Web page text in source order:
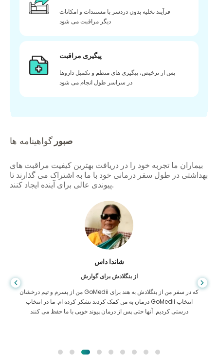
فرآیند تخلیه بدون دردسر با مستندات و امکانات
دیگر مراقبت می شود
پیگیری مراقبت
پس از ترخیص، پیگیری های منظم و تکمیل داروها
در سراسر طول انجام می شود
صبور گواهینامه ها
بیماران ما تجربه خود را در دریافت بهترین کیفیت مراقبت های
بهداشتی در طول سفر درمانی خود با ما به اشتراک می گذارند تا
پیوندی عالی برای آینده ایجاد کنند.
شاندا داس
از بنگلادش برای گوارش
من از پسرم و تیم درخشان GoMedii که در سفر من از بنگلادش به هند برای
درمان به من کمک کردند تشکر کرده ام. ما در انتخاب GoMedii انتخاب
درستی کردیم. آنها حتی پس از درمان پیوند خوبی با ما حفظ می کنند